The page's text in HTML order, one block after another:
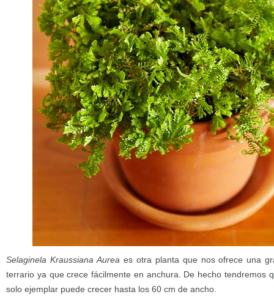
Selaginela Kraussiana Aurea es otra planta que nos ofrece una
terrario ya que crece fácilmente en anchura. De hecho tendremos
solo ejemplar puede crecer hasta los 60 cm de ancho.